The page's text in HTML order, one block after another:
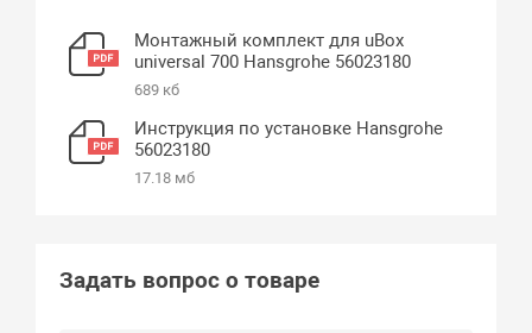
Монтажный комплект для uBox
universal 700 Hansgrohe 56023180
689 кб
Инструкция по установке Hansgrohe
56023180
17.18 мб
Задать вопрос о товаре